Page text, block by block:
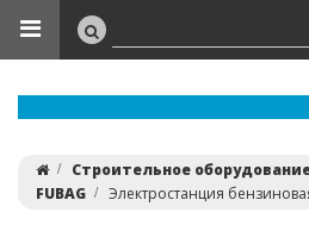
Строительное
FUBAG
Электростанция